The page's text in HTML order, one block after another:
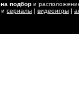
на подбор и
и сериалы | видеоигры |